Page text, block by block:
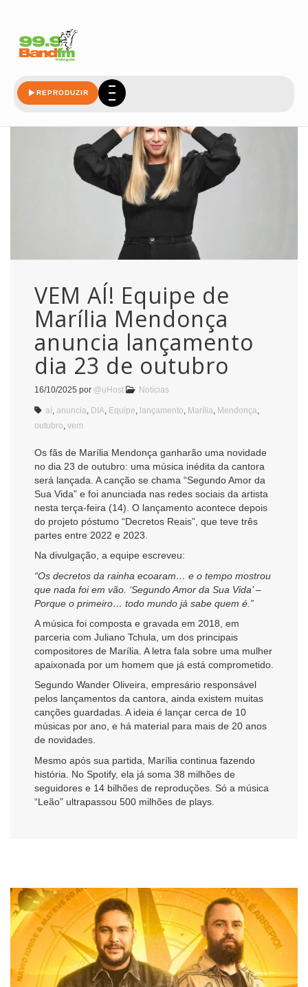
REPRODUZIR
VEM AÍ! Equipe de
Marília Mendonça
anuncia lançamento
dia 23 de outubro
16/10/2025 por @uHost Notícias
aí anuncia DIA Equipe lançamento Marília Mendonça
outubro vem
Os fãs de Marília Mendonça ganharão uma novidade
no dia 23 de outubro: uma música inédita da cantora
será lançada. A canção se chama “Segundo Amor da
Sua Vida” e foi anunciada nas redes sociais da artista
nesta terça-feira (14). O lançamento acontece depois
do projeto póstumo “Decretos Reais”, que teve três
partes entre 2022 e 2023.
Na divulgação, a equipe escreveu:
“Os decretos da rainha ecoaram… e o tempo mostrou
que nada foi em vão. ‘Segundo Amor da Sua Vida’ –
Porque o primeiro… todo mundo já sabe quem é.”
A música foi composta e gravada em 2018, em
parceria com Juliano Tchula, um dos principais
compositores de Marília. A letra fala sobre uma mulher
apaixonada por um homem que já está comprometido.
Segundo Wander Oliveira, empresário responsável
pelos lançamentos da cantora, ainda existem muitas
canções guardadas. A ideia é lançar cerca de 10
músicas por ano, e há material para mais de 20 anos
de novidades.
Mesmo após sua partida, Marília continua fazendo
história. No Spotify, ela já soma 38 milhões de
seguidores e 14 bilhões de reproduções. Só a música
“Leão” ultrapassou 500 milhões de plays.